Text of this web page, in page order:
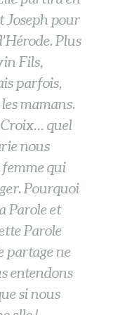
Joseph pour
Plus
Fils,
parfois,
mamans.
Croix… quel
nous
femme qui
Pourquoi
Parole et
Parole
partage ne
entendons
si nous